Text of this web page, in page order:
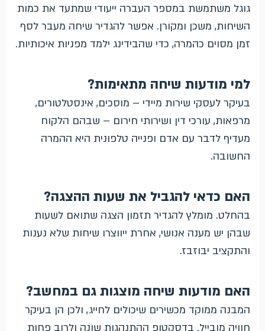
גוגל משתמשת במספר העברה ייעודי שמתעד את כמות
השיחות, משכן ומקורן. אפשר להגדיר שיחה מעבר לסף
זמן מסוים כהמרה, כדי שהבידינג ילמד מפניות איכותיות.
למי מודעות שיחה מתאימות?
בעיקר לעסקי שירות מיידי – מוסכים, אינסטלטורים,
מרפאות, עורכי דין ושירותי חירום – שבהם הלקוח
מעדיף לדבר עם אדם ופנייה טלפונית היא ההמרה
החשובה.
האם כדאי להגביל את שעות ההצגה?
בהחלט. מומלץ להגדיר תזמון הצגה שתואם לשעות
שבהן יש מענה אנושי, אחרת ייווצרו שיחות שלא נענות
והתקציב יבוזבז.
האם מודעות שיחה מוצגות גם במחשב?
המבנה ממוקד מכשירים שיכולים לחייג, ולכן הן בעיקר
חוויה מובייל. בדסקטופ ההתנהגות שונה ולרוב פחות